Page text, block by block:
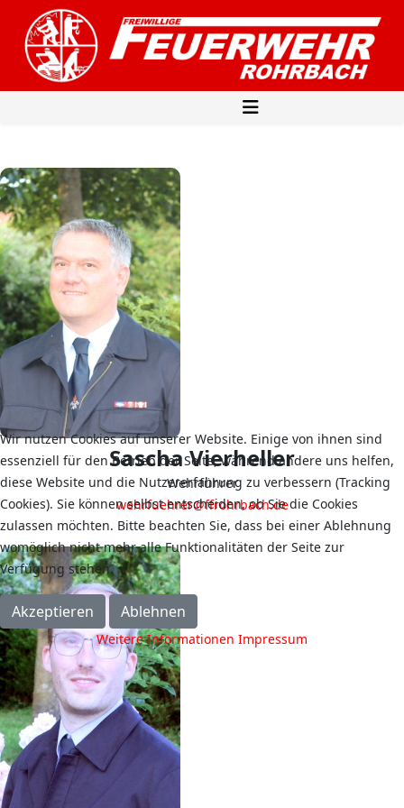
Sascha Vierheller
Wehrführer
wehrfuehrer@ffrohrbach.de
Wir nutzen Cookies auf unserer Website. Einige von ihnen sind
essenziell für den Betrieb der Seite, während andere uns helfen,
diese Website und die Nutzererfahrung zu verbessern (Tracking
Cookies). Sie können selbst entscheiden, ob Sie die Cookies
zulassen möchten. Bitte beachten Sie, dass bei einer Ablehnung
womöglich nicht mehr alle Funktionalitäten der Seite zur
Verfügung stehen.
Akzeptieren Ablehnen
Weitere Informationen Impressum